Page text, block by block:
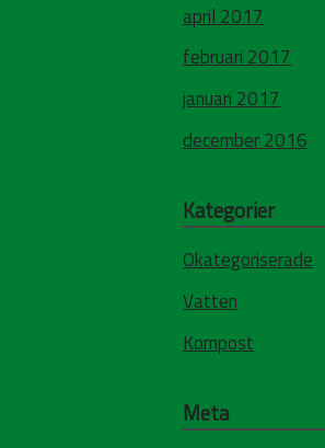
april 2017
februari 2017
januari 2017
december 2016
Kategorier
Okategoriserade
Vatten
Kompost
Meta